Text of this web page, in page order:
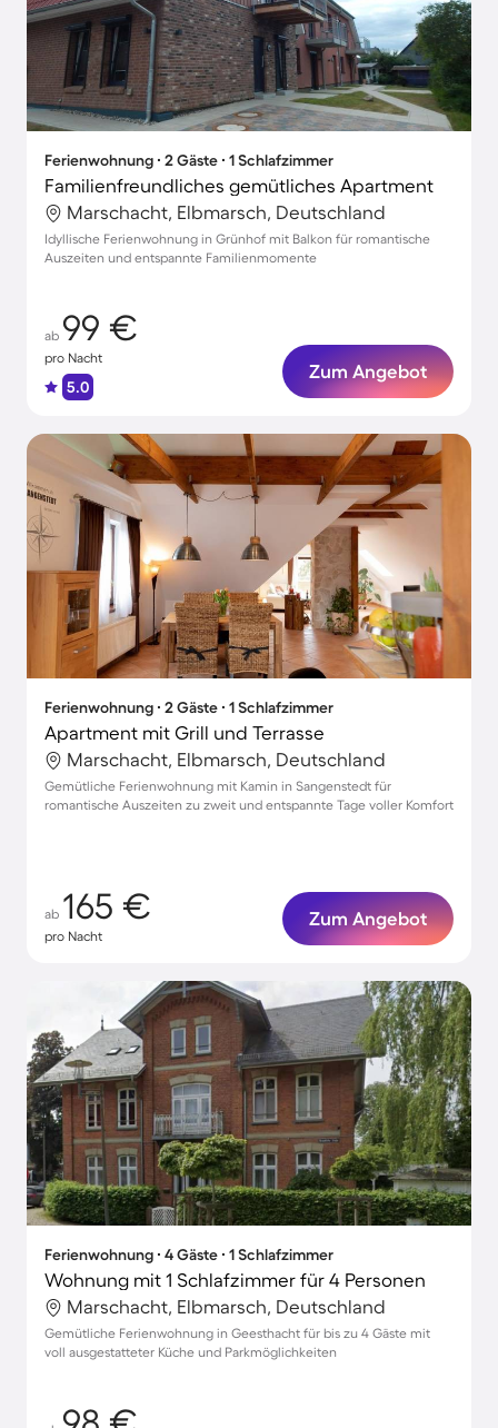
Ferienwohnung ∙ 2 Gäste ∙ 1 Schlafzimmer
Familienfreundliches gemütliches Apartment
Marschacht, Elbmarsch, Deutschland
Idyllische Ferienwohnung in Grünhof mit Balkon für romantische
Auszeiten und entspannte Familienmomente
ab 99 €
pro Nacht
5.0
Zum Angebot
Ferienwohnung ∙ 2 Gäste ∙ 1 Schlafzimmer
Apartment mit Grill und Terrasse
Marschacht, Elbmarsch, Deutschland
Gemütliche Ferienwohnung mit Kamin in Sangenstedt für
romantische Auszeiten zu zweit und entspannte Tage voller Komfort
ab 165 €
pro Nacht
Zum Angebot
Ferienwohnung ∙ 4 Gäste ∙ 1 Schlafzimmer
Wohnung mit 1 Schlafzimmer für 4 Personen
Marschacht, Elbmarsch, Deutschland
Gemütliche Ferienwohnung in Geesthacht für bis zu 4 Gäste mit
voll ausgestatteter Küche und Parkmöglichkeiten